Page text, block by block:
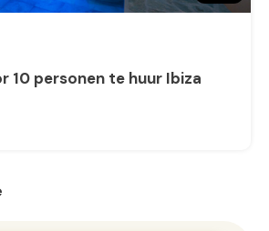
10 personen te huur Ibiza